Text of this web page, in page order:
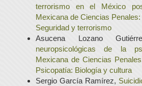
terrorismo en el México
Mexicana de Ciencias
Seguridad y terrorismo
Asucena Lozano
neuropsicológicas de la
Mexicana de Ciencias
Psicopatía: Biología y cultura
Sergio García Ramírez,